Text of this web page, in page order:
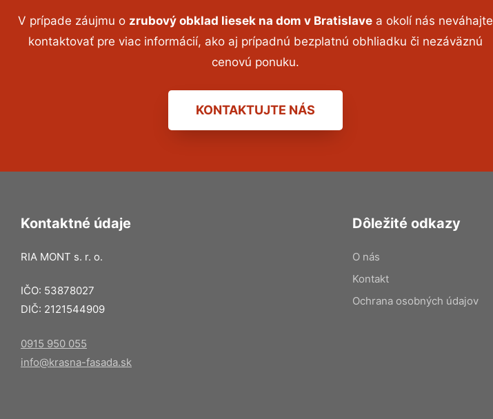
V prípade záujmu o zrubový obklad liesek na dom v Bratislavea okolí nás neváhajte
kontaktovať pre viac informácií, ako aj prípadnú bezplatnú obhliadku či nezáväznú
cenovú ponuku.
KONTAKTUJTE NÁS
Kontaktné údaje
RIA MONT s. r. o.
IČO: 53878027
DIČ: 2121544909
0915 950 055
info@krasna-fasada.sk
Dôležité odkazy
O nás
Kontakt
Ochrana osobných údajov